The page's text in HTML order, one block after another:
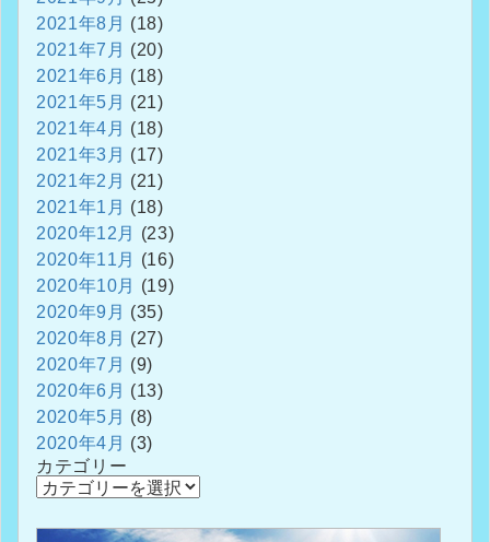
2021年8月 (18)
2021年7月 (20)
2021年6月 (18)
2021年5月 (21)
2021年4月 (18)
2021年3月 (17)
2021年2月 (21)
2021年1月 (18)
2020年12月
(23)
2020年11月
(16)
2020年10月
(19)
2020年9月 (35)
2020年8月 (27)
2020年7月 (9)
2020年6月 (13)
2020年5月 (8)
2020年4月 (3)
カテゴリー